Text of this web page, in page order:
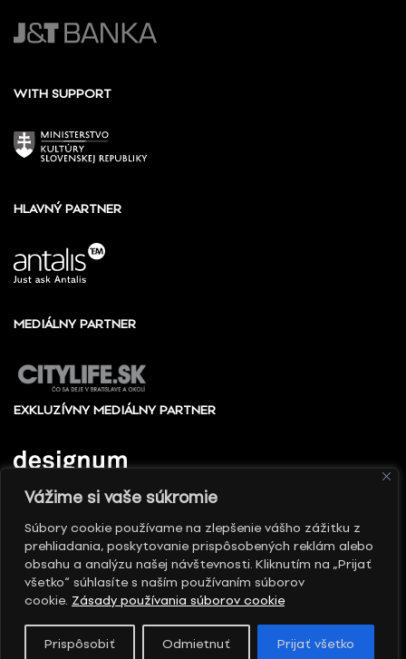
Vážime si vaše súkromie
Súbory cookie používame na zlepšenie vášho zážitku z
prehliadania, poskytovanie prispôsobených reklám alebo
obsahu a analýzu našej návštevnosti. Kliknutím na „Prijať
všetko“ súhlasíte s naším používaním súborov
cookie. Zásady používania súborov cookie
Prispôsobiť Odmietnuť Prijať všetko
WITH SUPPORT
HLAVNÝ PARTNER
MEDIÁLNY PARTNER
EXKLUZÍVNY MEDIÁLNY PARTNER
© 2010 - 2026 Slovak design center, All rights
reserved